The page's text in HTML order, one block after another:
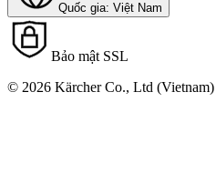
Quốc gia: Việt Nam
Bảo mật SSL
© 2026 Kärcher Co., Ltd (Vietnam)